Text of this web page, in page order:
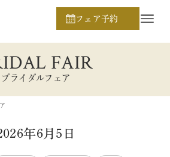
フェア予約
FAIR
ブライダルフェア
年6月5日